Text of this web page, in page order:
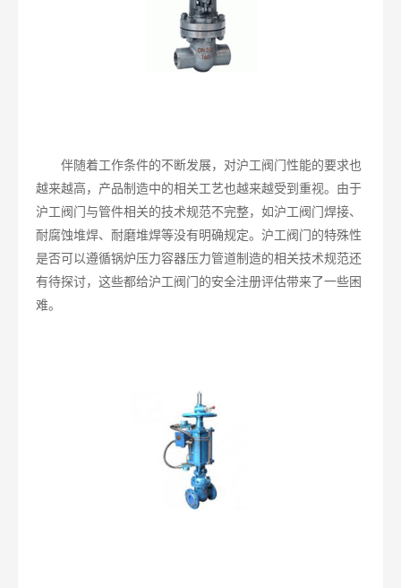
伴随着工作条件的不断发展，对沪工阀门性能的要求也
越来越高，产品制造中的相关工艺也越来越受到重视。由于
沪工阀门与管件相关的技术规范不完整，如沪工阀门焊接、
耐腐蚀堆焊、耐磨堆焊等没有明确规定。沪工阀门的特殊性
是否可以遵循锅炉压力容器压力管道制造的相关技术规范还
有待探讨，这些都给沪工阀门的安全注册评估带来了一些困
难。